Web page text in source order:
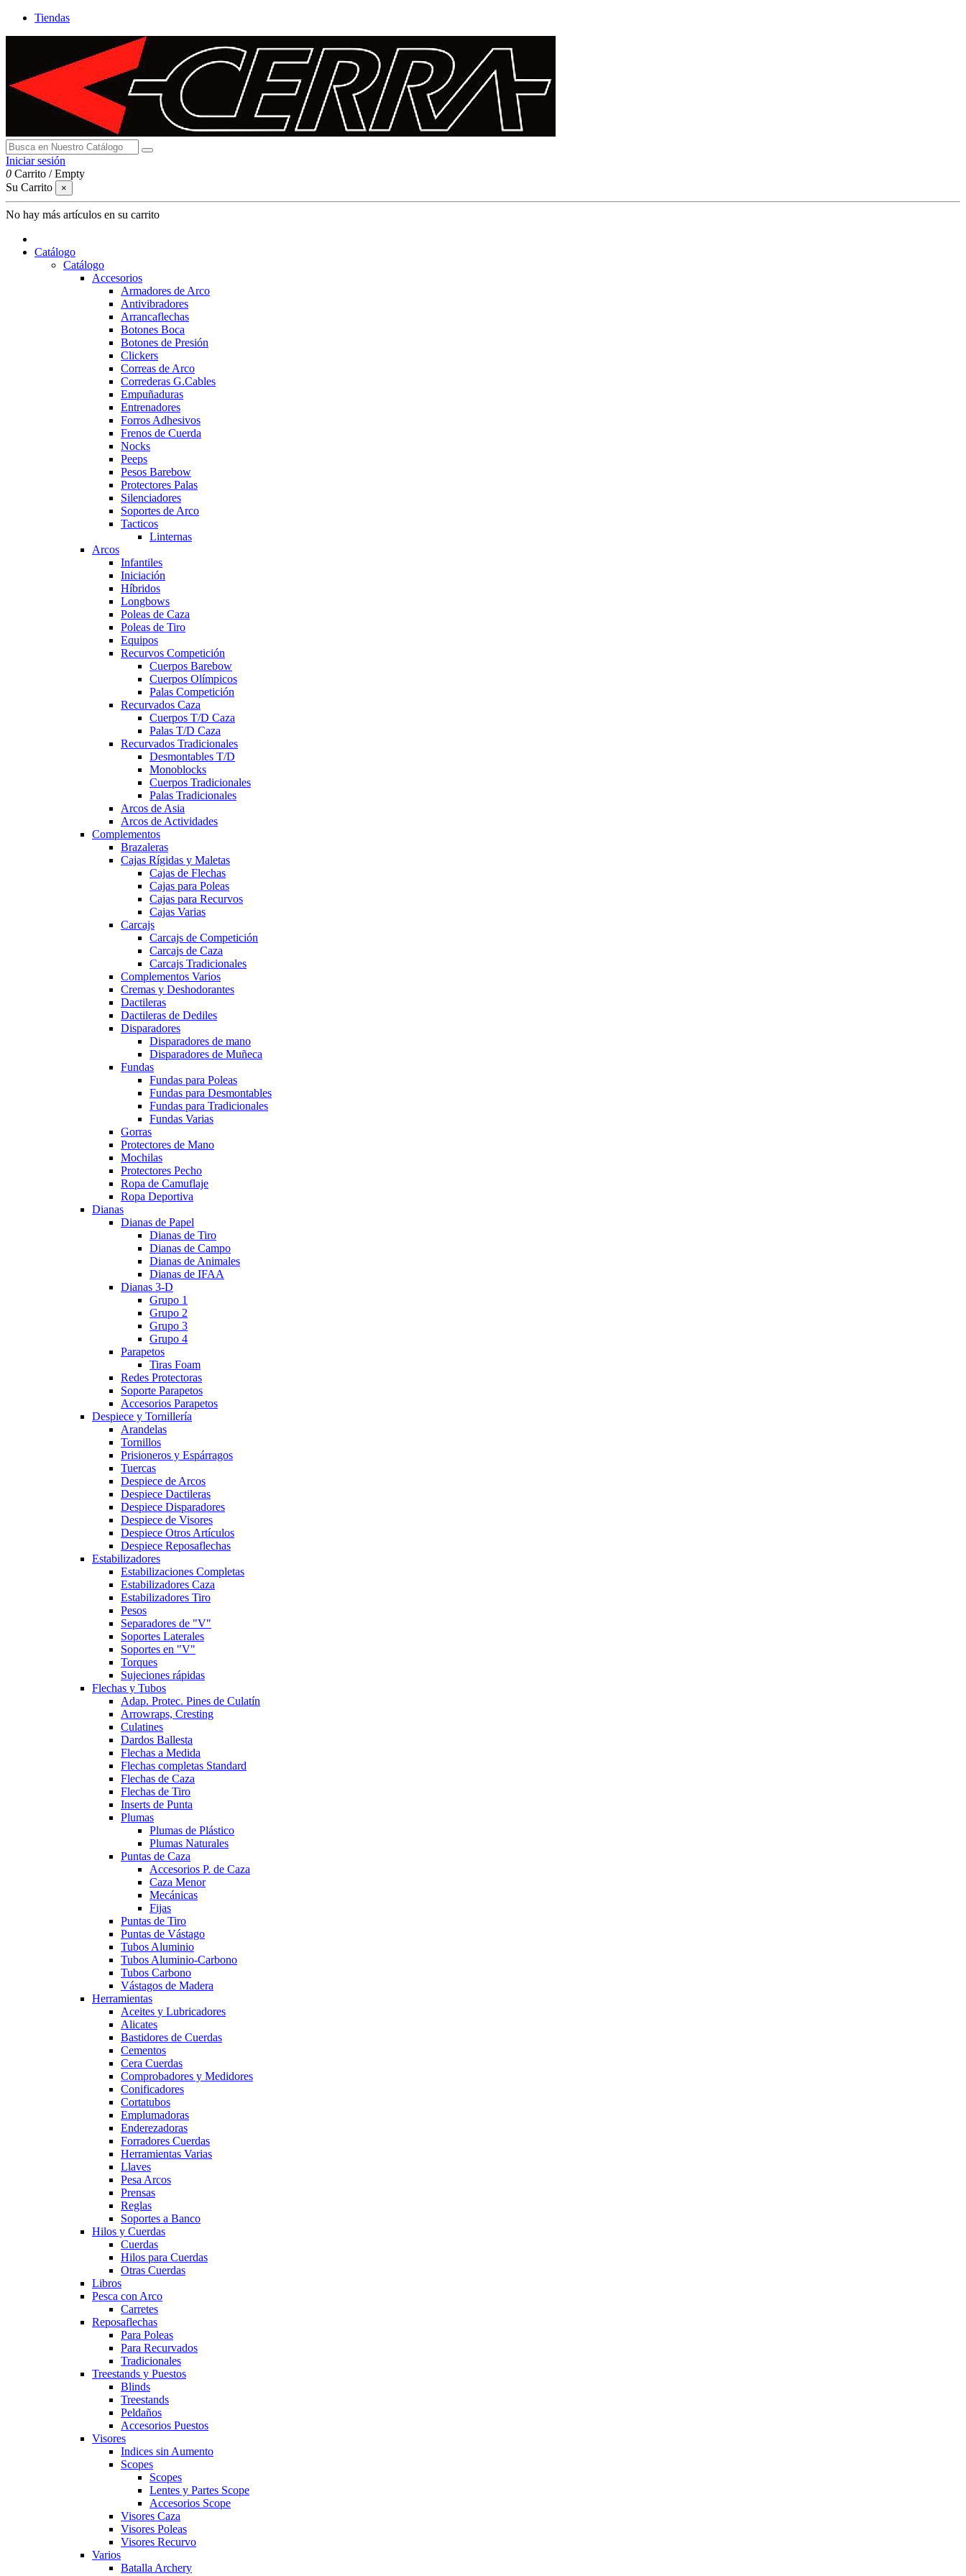
Tiendas
Iniciar sesión
0 Carrito /Empty
Su Carrito
×
No hay más artículos en su carrito
Catálogo
Catálogo
Accesorios
Armadores de Arco
Antivibradores
Arrancaflechas
Botones Boca
Botones de Presión
Clickers
Correas de Arco
Correderas G.Cables
Empuñaduras
Entrenadores
Forros Adhesivos
Frenos de Cuerda
Nocks
Peeps
Pesos Barebow
Protectores Palas
Silenciadores
Soportes de Arco
Tacticos
Linternas
Arcos
Infantiles
Iniciación
Híbridos
Longbows
Poleas de Caza
Poleas de Tiro
Equipos
Recurvos Competición
Cuerpos Barebow
Cuerpos Olímpicos
Palas Competición
Recurvados Caza
Cuerpos T/D Caza
Palas T/D Caza
Recurvados Tradicionales
Desmontables T/D
Monoblocks
Cuerpos Tradicionales
Palas Tradicionales
Arcos de Asia
Arcos de Actividades
Complementos
Brazaleras
Cajas Rígidas y Maletas
Cajas de Flechas
Cajas para Poleas
Cajas para Recurvos
Cajas Varias
Carcajs
Carcajs de Competición
Carcajs de Caza
Carcajs Tradicionales
Complementos Varios
Cremas y Deshodorantes
Dactileras
Dactileras de Dediles
Disparadores
Disparadores de mano
Disparadores de Muñeca
Fundas
Fundas para Poleas
Fundas para Desmontables
Fundas para Tradicionales
Fundas Varias
Gorras
Protectores de Mano
Mochilas
Protectores Pecho
Ropa de Camuflaje
Ropa Deportiva
Dianas
Dianas de Papel
Dianas de Tiro
Dianas de Campo
Dianas de Animales
Dianas de IFAA
Dianas 3-D
Grupo 1
Grupo 2
Grupo 3
Grupo 4
Parapetos
Tiras Foam
Redes Protectoras
Soporte Parapetos
Accesorios Parapetos
Despiece y Tornillería
Arandelas
Tornillos
Prisioneros y Espárragos
Tuercas
Despiece de Arcos
Despiece Dactileras
Despiece Disparadores
Despiece de Visores
Despiece Otros Artículos
Despiece Reposaflechas
Estabilizadores
Estabilizaciones Completas
Estabilizadores Caza
Estabilizadores Tiro
Pesos
Separadores de "V"
Soportes Laterales
Soportes en "V"
Torques
Sujeciones rápidas
Flechas y Tubos
Adap. Protec. Pines de Culatín
Arrowraps, Cresting
Culatines
Dardos Ballesta
Flechas a Medida
Flechas completas Standard
Flechas de Caza
Flechas de Tiro
Inserts de Punta
Plumas
Plumas de Plástico
Plumas Naturales
Puntas de Caza
Accesorios P. de Caza
Caza Menor
Mecánicas
Fijas
Puntas de Tiro
Puntas de Vástago
Tubos Aluminio
Tubos Aluminio-Carbono
Tubos Carbono
Vástagos de Madera
Herramientas
Aceites y Lubricadores
Alicates
Bastidores de Cuerdas
Cementos
Cera Cuerdas
Comprobadores y Medidores
Conificadores
Cortatubos
Emplumadoras
Enderezadoras
Forradores Cuerdas
Herramientas Varias
Llaves
Pesa Arcos
Prensas
Reglas
Soportes a Banco
Hilos y Cuerdas
Cuerdas
Hilos para Cuerdas
Otras Cuerdas
Libros
Pesca con Arco
Carretes
Reposaflechas
Para Poleas
Para Recurvados
Tradicionales
Treestands y Puestos
Blinds
Treestands
Peldaños
Accesorios Puestos
Visores
Indices sin Aumento
Scopes
Scopes
Lentes y Partes Scope
Accesorios Scope
Visores Caza
Visores Poleas
Visores Recurvo
Varios
Batalla Archery